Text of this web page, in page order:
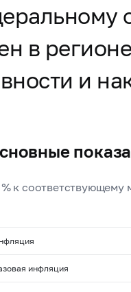
в
и
% к соответствующему
инфляция